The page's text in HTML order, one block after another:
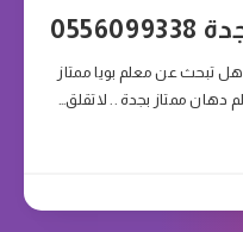
معلم بويا ممتاز في جدة 0556099338 هل تبحث عن معلم بويا ممتاز
ممتاز بجدة .. لاتقلق…